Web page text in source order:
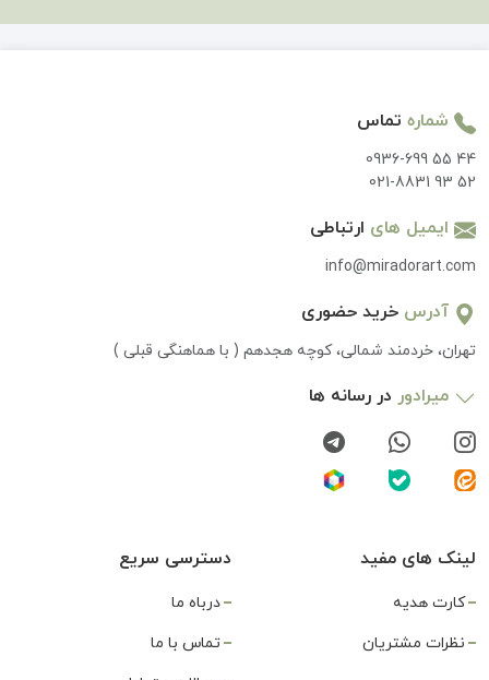
شماره تماس
0936-699 55 44
021-8831 93 52
ایمیل های ارتباطی
info@miradorart.com
آدرس خرید حضوری
تهران، خردمند شمالی، کوچه هجدهم ( با هماهنگی قبلی )
میرادور در رسانه ها
لینک های مفید
کارت هدیه
نظرات مشتریان
دسترسی سریع
درباه ما
تماس با ما